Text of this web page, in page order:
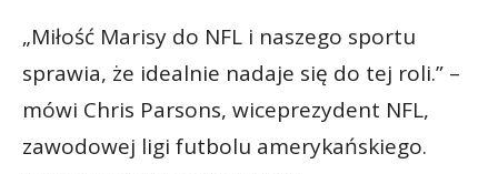
„Miłość Marisy do NFL i naszego sportu
sprawia, że idealnie nadaje się do tej roli.” –
mówi Chris Parsons, wiceprezydent NFL,
zawodowej ligi futbolu amerykańskiego.